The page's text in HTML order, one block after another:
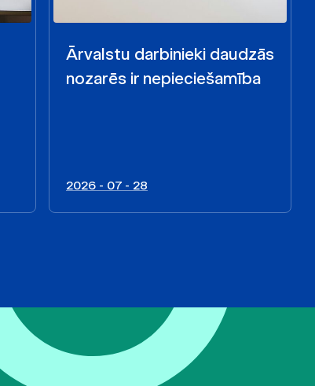
Ārvalstu darbinieki daudzās
nozarēs ir nepieciešamība
2026 - 07 - 28